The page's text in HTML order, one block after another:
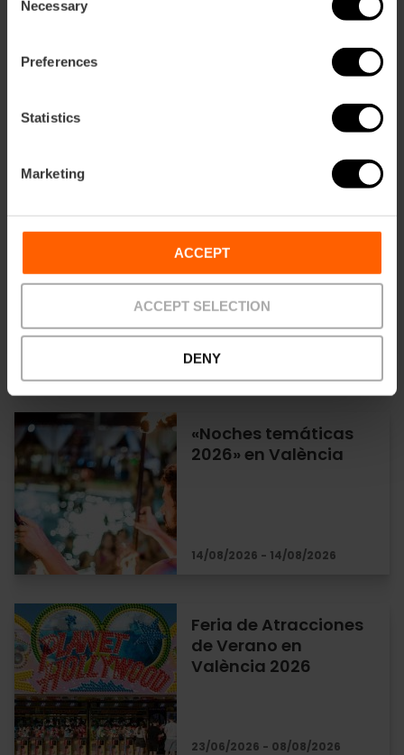
Selection
Necessary
Preferences
Statistics
Marketing
ACCEPT
ACCEPT SELECTION
DENY
grandes óperas en los
20/08/2026 - 20/08/2026
Vive la pasión del
flamenco en el Teatro
Talia
13/08/2026 - 13/08/2026
«Noches temáticas
2026» en València
14/08/2026 - 14/08/2026
Feria de Atracciones
de Verano en
València 2026
23/06/2026 - 08/08/2026